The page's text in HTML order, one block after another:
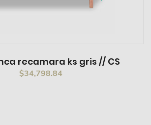
recamara ks gris // CS
$34,798.84